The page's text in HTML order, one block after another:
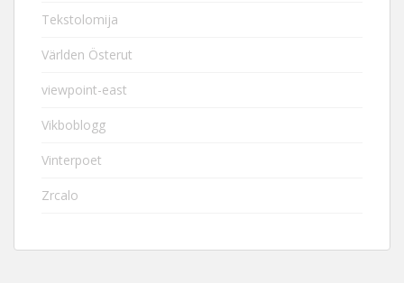
Tekstolomija
Världen Österut
viewpoint-east
Vikboblogg
Vinterpoet
Zrcalo